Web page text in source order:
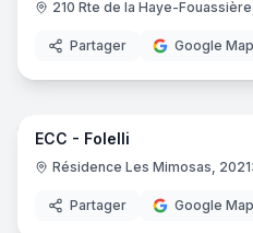
210 Rte de la Haye-
Partager Google
ECC - Folelli
Résidence Les Mimosas,
Partager Google